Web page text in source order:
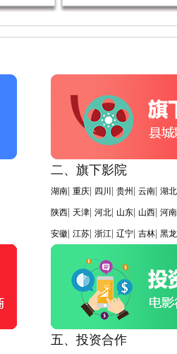
二、旗下影院
湖南 重庆 四川 贵州 云南 湖北
陕西 天津 河北 山东 山西 河南
安徽 江苏 浙江 辽宁 吉林 黑
五、投资合作